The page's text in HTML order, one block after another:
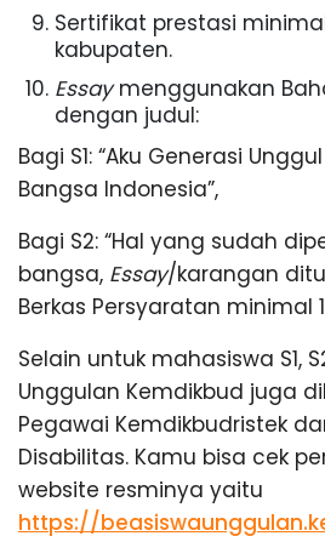
Sertifikat prestasi
kabupaten.
Essaymenggunakan
dengan judul:
Bagi S1: “Aku Generasi
Bangsa Indonesia”,
Bagi S2: “Hal yang sudah
bangsa, Essay/karangan
Berkas Persyaratan minimal
Selain untuk mahasiswa S1,
Unggulan Kemdikbud juga
Pegawai Kemdikbudristek
Disabilitas. Kamu bisa cek
website resminya yaitu
https://